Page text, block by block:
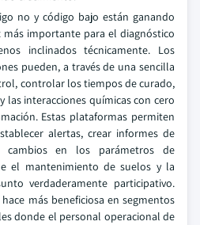
no y código bajo están ganando
más importante para el diagnóstico
inclinados técnicamente. Los
pueden, a través de una sencilla
controlar los tiempos de curado,
las interacciones químicas con cero
Estas plataformas permiten
alertas, crear informes de
cambios en los parámetros de
el mantenimiento de suelos y la
verdaderamente participativo.
más beneficiosa en segmentos
donde el personal operacional de